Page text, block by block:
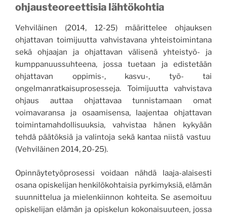
ohjausteoreettisia lähtökohtia
Vehviläinen (2014, 12-25) määrittelee ohjauksen
ohjattavan toimijuutta vahvistavana yhteistoimintana
sekä
ohjaajan ja ohjattavan välisenä yhteistyö- ja
kumppanuussuhteena, jossa tuetaan ja edistetään
ohjattavan oppimis-, kasvu-, työ- tai
ongelmanratkaisuprosesseja. Toimijuutta vahvistava
ohjaus auttaa ohjattavaa tunnistamaan omat
voimavaransa ja osaamisensa, laajentaa ohjattavan
toimintamahdollisuuksia, vahvistaa
hänen kykyään
tehdä päätöksiä ja valintoja sekä kantaa niistä vastuu
(Vehviläinen 2014, 20-25).
Opinnäytetyöprosessi voidaan nähdä laaja-alaisesti
osana opiskelijan henkilökohtaisia pyrkimyksiä, elämän
suunnittelua ja mielenkiinnon kohteita. Se asemoituu
opiskelijan elämän ja opiskelun kokonaisuuteen, jossa